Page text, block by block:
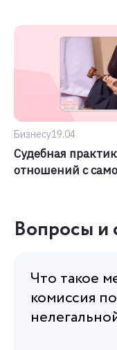
Бизнесу19.04
Судебная
отношений с
Вопросы и
Что такое
комиссия